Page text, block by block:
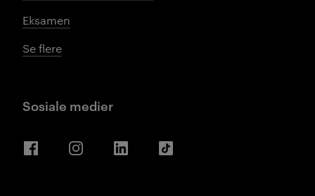
Eksamen
Se flere
Sosiale medier